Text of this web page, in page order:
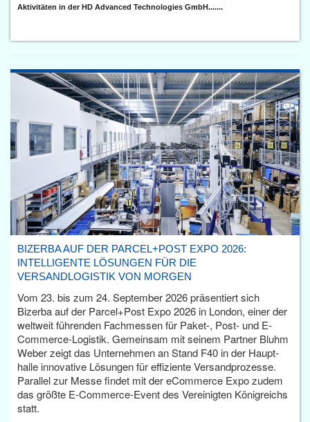
Aktivitäten in der HD Advanced Technologies GmbH.......
BIZERBA AUF DER PARCEL+POST EXPO 2026:
INTELLIGENTE LÖSUNGEN FÜR DIE
VERSANDLOGISTIK VON MORGEN
Vom 23. bis zum 24. September 2026 präsentiert sich
Bizerba auf der Parcel+Post Expo 2026 in London, einer der
weltweit führenden Fachmessen für Paket-, Post- und E-
Commerce-Logistik. Gemeinsam mit seinem Partner Bluhm
Weber zeigt das Unternehmen an Stand F40 in der Haupt­
halle innovative Lösungen für effiziente Versandprozesse.
Parallel zur Messe findet mit der eCommerce Expo zudem
das größte E-Commerce-Event des Vereinigten Königreichs
statt.